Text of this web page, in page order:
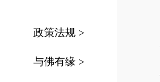
政策法规 >
与佛有缘 >